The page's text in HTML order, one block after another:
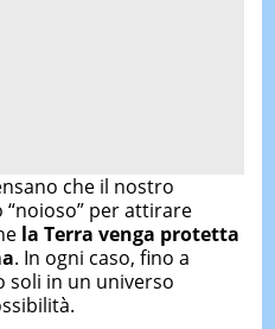
che il nostro
per attirare
la Terra venga protetta
. In ogni caso, fino a
soli in un universo